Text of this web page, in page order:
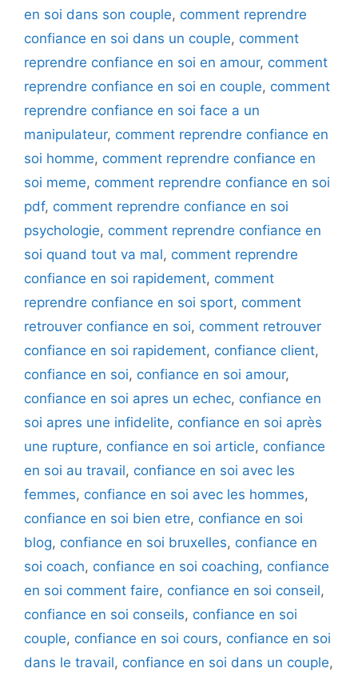
en soi dans son couple, comment reprendre
confiance en soi dans un couple, comment
reprendre confiance en soi en amour, comment
reprendre confiance en soi en couple, comment
reprendre confiance en soi face a un
manipulateur, comment reprendre confiance en
soi homme, comment reprendre confiance en
soi meme, comment reprendre confiance en soi
pdf, comment reprendre confiance en soi
psychologie, comment reprendre confiance en
soi quand tout va mal, comment reprendre
confiance en soi rapidement, comment
reprendre confiance en soi sport, comment
retrouver confiance en soi, comment retrouver
confiance en soi rapidement, confiance client,
confiance en soi, confiance en soi amour,
confiance en soi apres un echec, confiance en
soi apres une infidelite, confiance en soi après
une rupture, confiance en soi article, confiance
en soi au travail, confiance en soi avec les
femmes, confiance en soi avec les hommes,
confiance en soi bien etre, confiance en soi
blog, confiance en soi bruxelles, confiance en
soi coach, confiance en soi coaching, confiance
en soi comment faire, confiance en soi conseil,
confiance en soi conseils, confiance en soi
couple, confiance en soi cours, confiance en soi
dans le travail, confiance en soi dans un couple,